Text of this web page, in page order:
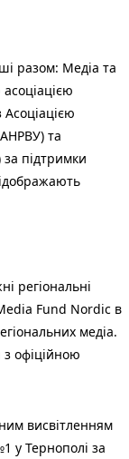
разом: Медіа та
Асоціацією
та
за підтримки
регіональні
Fund Nordic в
медіа.
з офіційною
висвітленням
у Тернополі за